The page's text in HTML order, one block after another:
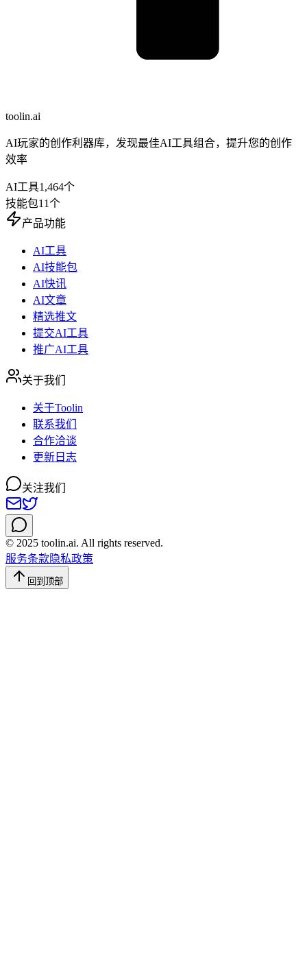
toolin.ai
AI玩家的创作利器库，发现最佳AI工具组合，提升您的创作
效率
AI工具1,464个
技能包11个
产品功能
AI工具
AI技能包
AI快讯
AI文章
精选推文
提交AI工具
推广AI工具
关于我们
关于Toolin
联系我们
合作洽谈
更新日志
关注我们
© 2025 toolin.ai. All rights reserved.
服务条款隐私政策
回到顶部